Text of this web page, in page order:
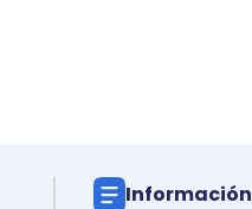
Información